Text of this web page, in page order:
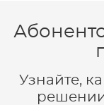
Узнайте,